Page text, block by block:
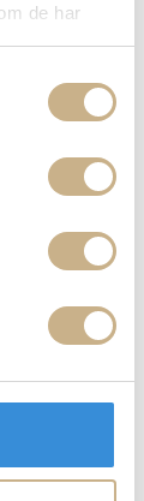
de har